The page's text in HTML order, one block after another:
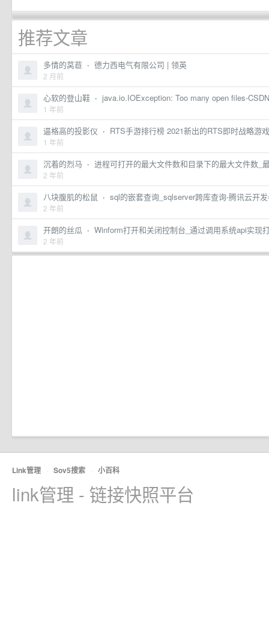
推荐文章
多情的莴苣 · 德力西电气有限公司 | 领英
2 月前
心软的登山鞋 · java.io.IOException: Too many open files-
1 年前
逼格高的投影仪 · RTS手游排行榜 2021新出的RTS即时战略游
1 年前
沉着的烈马 · 进程可打开的最大文件数和目录下的最大文件数_
2 年前
八块腹肌的松鼠 · sql的嵌套查询_sqlserver跨库查询-腾讯云开
2 年前
开朗的丝瓜 · Winform打开和关闭控制台_通过调用系统api实现
2 年前
Link管理 · Sov5搜索 · 小百科
link管理 - 链接快照平台